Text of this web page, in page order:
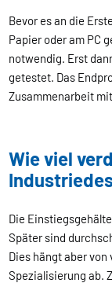
Bevor es an die
Papier oder am PC
notwendig. Erst
getestet. Das
Zusammenarbeit
Wie viel
Die
Später sind
Dies hängt aber
Spezialisierung ab.